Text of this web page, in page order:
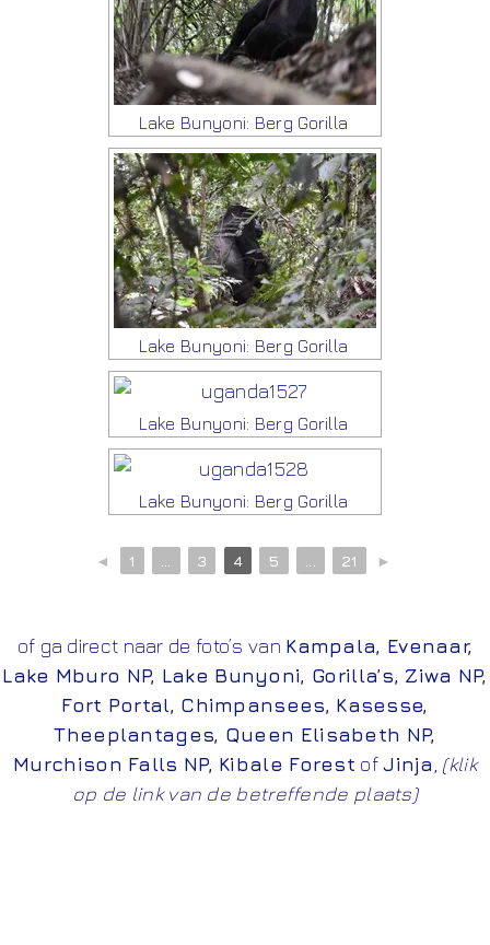
Lake Bunyoni: Berg Gorilla
Lake Bunyoni: Berg Gorilla
Lake Bunyoni: Berg Gorilla
Lake Bunyoni: Berg Gorilla
◄ 1 3 4 5 21 ►
of ga direct naar de foto’s van Kampala, Evenaar,
Lake Mburo NP, Lake Bunyoni, Gorilla’s, Ziwa NP,
Fort Portal, Chimpansees, Kasesse,
Theeplantages, Queen Elisabeth NP,
Murchison Falls NP, Kibale Forest ofJinja (klik
op de link van de betreffende plaats)